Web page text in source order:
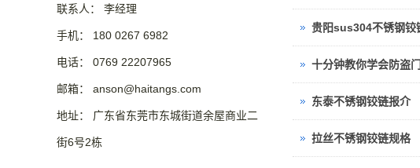
联系人： 李经理
手机： 180 0267 6982
电话： 0769 22207965
邮箱： anson@haitangs.com
地址： 广东省东莞市东城街道余屋商业二
街6号2栋
贵阳sus304不锈钢铰
东泰不锈钢铰链报介
拉丝不锈钢铰链规格